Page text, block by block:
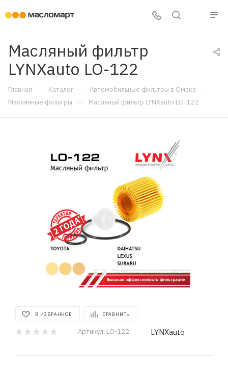
Масляный фильтр
LYNXauto LO-122
Главная — Каталог — Автомобильные фильтры в Омске —
Маслянные фильтры — Масляный фильтр LYNXauto LO-122
В ИЗБРАННОЕ СРАВНИТЬ
Артикул: LO-122 LYNXauto